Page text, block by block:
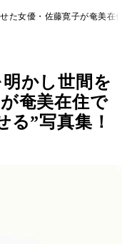
た女優・佐藤寛子が奄美在
かし世間を
奄美在住で
る”写真集！